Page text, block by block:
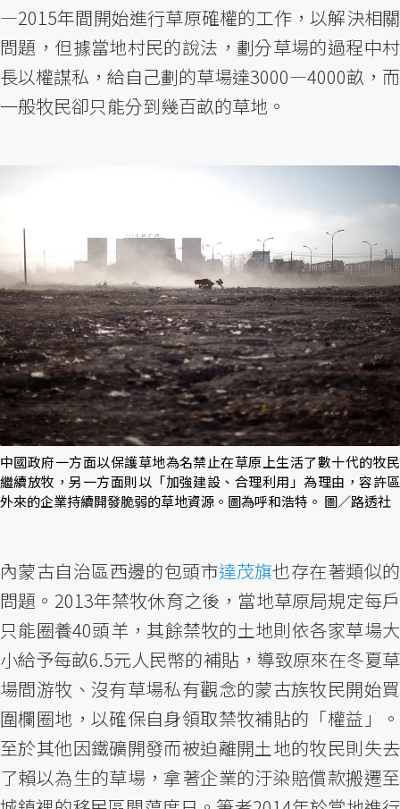
—2015年間開始進行草原確權的工作，以解決相關
問題，但據當地村民的說法，劃分草場的過程中村
長以權謀私，給自己劃的草場達3000—4000畝，而
一般牧民卻只能分到幾百畝的草地。
中國政府一方面以保護草地為名禁止在草原上生活了數十代的牧民
繼續放牧，另一方面則以「加強建設、合理利用」為理由，容許區
外來的企業持續開發脆弱的草地資源。圖為呼和浩特。 圖／路透社
內蒙古自治區西邊的包頭市達茂旗也存在著類似的
問題。2013年禁牧休育之後，當地草原局規定每戶
只能圈養40頭羊，其餘禁牧的土地則依各家草場大
小給予每畝6.5元人民幣的補貼，導致原來在冬夏草
場間游牧、沒有草場私有觀念的蒙古族牧民開始買
圍欄圈地，以確保自身領取禁牧補貼的「權益」。
至於其他因鐵礦開發而被迫離開土地的牧民則失去
了賴以為生的草場，拿著企業的汙染賠償款搬遷至